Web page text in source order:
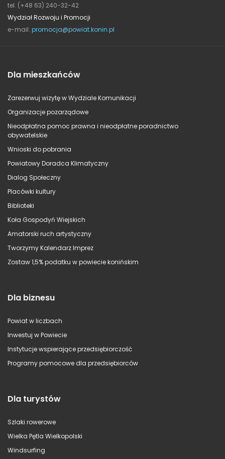
tel. (+48 63) 240-32-42
Wydział Rozwoju i Promocji
e-mail: promocja@powiat.konin.pl
Dla mieszkańców
Zarezerwuj wizytę w Wydziale Komunikacji
Organizacje pozarządowe
Nieodpłatna pomoc prawna i nieodpłatne poradnictwo
obywatelskie
Wnioski do pobrania
Powiatowy Doradca Klimatyczny
Dialog Społeczny
Placówki kultury
Biblioteki
Koła Gospodyń Wiejskich
Amatorski ruch artystyczny
Tworzymy Kalendarz Imprez
Zostaw 1,5% podatku w powiecie konińskim
Dla biznesu
Powiat w liczbach
Inwestuj w Powiecie
Instytucje wspierające przedsiębiorczość
Programy pomocowe dla przedsiębiorców
Dla turystów
Szlaki rowerowe
Wielka Pętla Wielkopolski
Windsurfing